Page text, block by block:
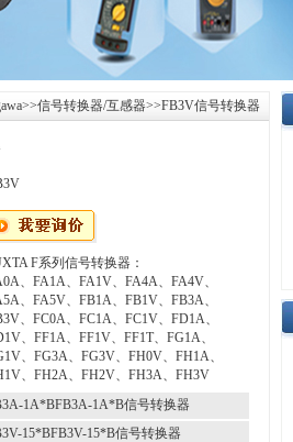
>>信号转换器/互感器>>FB3V信号转换器
F系列信号转换器：
、FA1A、FA1V、FA4A、FA4V、
、FA5V、FB1A、FB1V、FB3A、
、FC0A、FC1A、FC1V、FD1A、
、FF1A、FF1V、FF1T、FG1A、
、FG3A、FG3V、FH0V、FH1A、
、FH2A、FH2V、FH3A、FH3V
1A*BFB3A-1A*B信号转换器
15*BFB3V-15*B信号转换器